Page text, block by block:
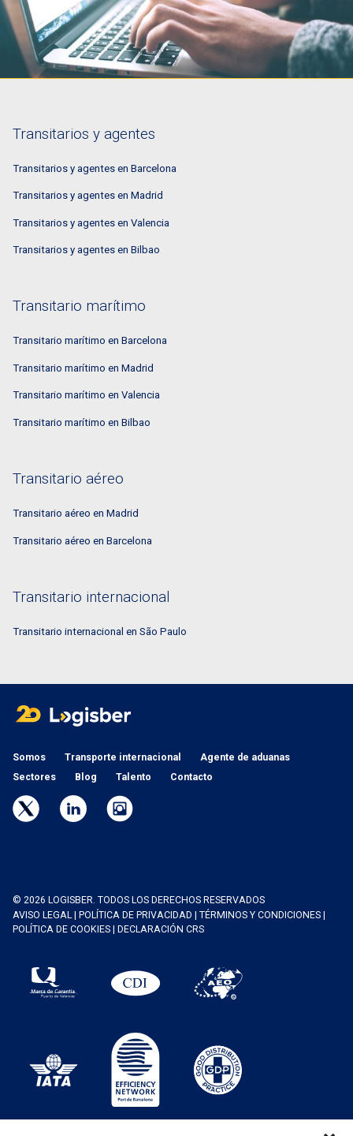
Transitarios y agentes
Transitarios y agentes en Barcelona
Transitarios y agentes en Madrid
Transitarios y agentes en Valencia
Transitarios y agentes en Bilbao
Transitario marítimo
Transitario marítimo en Barcelona
Transitario marítimo en Madrid
Transitario marítimo en Valencia
Transitario marítimo en Bilbao
Transitario aéreo
Transitario aéreo en Madrid
Transitario aéreo en Barcelona
Transitario internacional
Transitario internacional en São Paulo
Somos Transporte internacional
Agente de aduanas
Sectores
Blog Talento Contacto
© 2026 LOGISBER. TODOS LOS DERECHOS RESERVADOS
AVISO LEGAL| POLÍTICA DE PRIVACIDAD TÉRMINOS Y CONDICIONES
POLÍTICA DE COOKIES
DECLARACIÓN CRS